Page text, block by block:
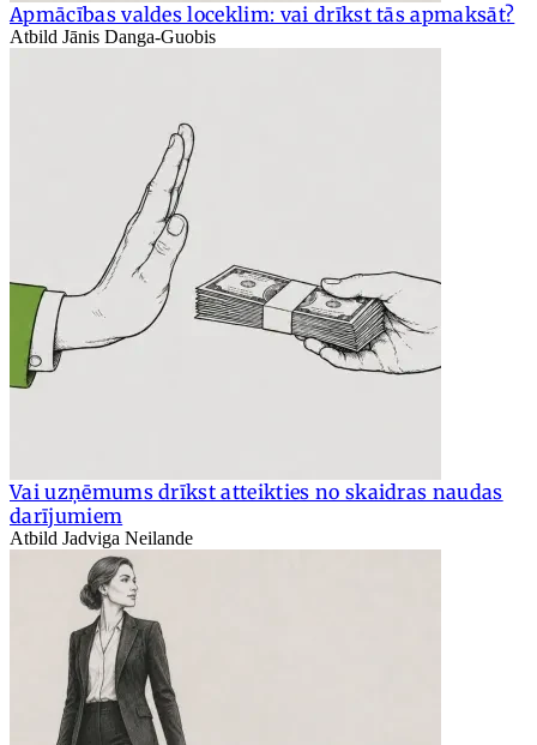
Apmācības valdes loceklim: vai drīkst tās apmaksāt?
Atbild Jānis Danga-Guobis
Vai uzņēmums drīkst atteikties no skaidras naudas
darījumiem
Atbild Jadviga Neilande